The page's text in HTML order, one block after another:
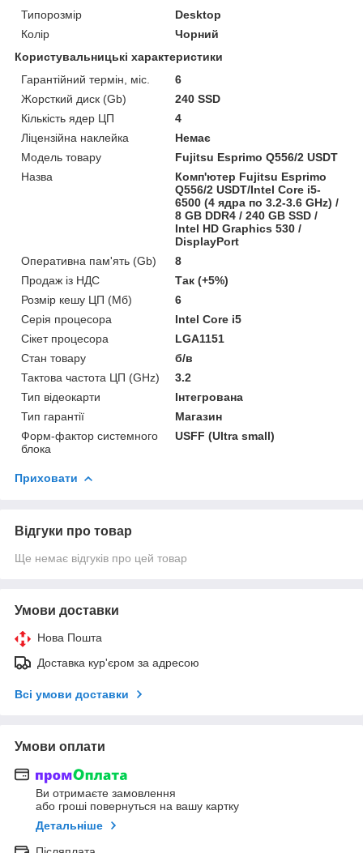
Типорозмір
Desktop
Колір
Чорний
Користувальницькі характеристики
Гарантійний термін, міс.
6
Жорсткий диск (Gb)
240 SSD
Кількість ядер ЦП
4
Ліцензійна наклейка
Немає
Модель товару
Fujitsu Esprimo Q556/2 USDT
Назва
Комп'ютер Fujitsu Esprimo
Q556/2 USDT/Intel Core i5-
6500 (4 ядра по 3.2-3.6 GHz) /
8 GB DDR4 / 240 GB SSD /
Intel HD Graphics 530 /
DisplayPort
Оперативна пам'ять (Gb)
8
Продаж із НДС
Так (+5%)
Розмір кешу ЦП (Мб)
6
Серія процесора
Intel Core i5
Сікет процесора
LGA1151
Стан товару
б/в
Тактова частота ЦП (GHz)
3.2
Тип відеокарти
Інтегрована
Тип гарантії
Магазин
Форм-фактор системного
блока
USFF (Ultra small)
Приховати
Відгуки про товар
Ще немає відгуків про цей товар
Умови доставки
Нова Пошта
Доставка кур'єром за адресою
Всі умови доставки
Умови оплати
Ви отримаєте замовлення
або гроші повернуться на вашу картку
Детальніше